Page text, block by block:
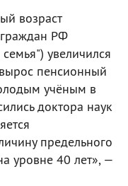
возраст
РФ
увеличился
пенсионный
учёным в
доктора наук
предельного
уровне 40 лет», —